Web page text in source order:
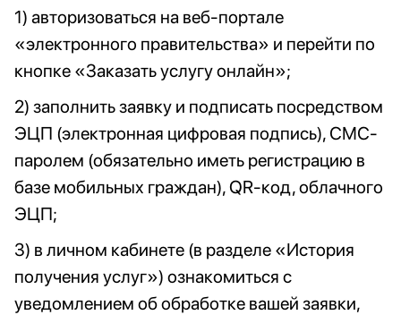
1) авторизоваться на веб-портале
«электронного правительства» и перейти по
кнопке «Заказать услугу онлайн»;
2) заполнить заявку и подписать посредством
ЭЦП (электронная цифровая подпись), СМС-
паролем (обязательно иметь регистрацию в
базе мобильных граждан), QR-код, облачного
ЭЦП;
3) в личном кабинете (в разделе «История
получения услуг») ознакомиться с
уведомлением об обработке вашей заявки,